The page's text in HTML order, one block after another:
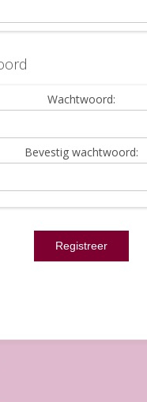
Wachtwoord:
Bevestig wachtwoord: